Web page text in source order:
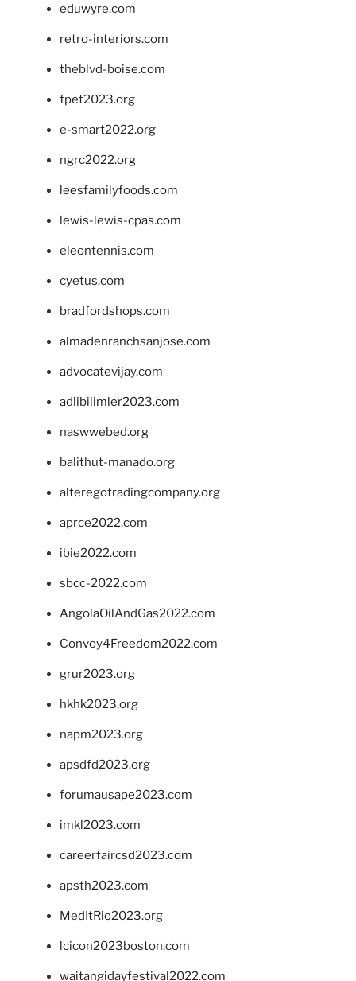
eduwyre.com
retro-interiors.com
theblvd-boise.com
fpet2023.org
e-smart2022.org
ngrc2022.org
leesfamilyfoods.com
lewis-lewis-cpas.com
eleontennis.com
cyetus.com
bradfordshops.com
almadenranchsanjose.com
advocatevijay.com
adlibilimler2023.com
naswwebed.org
balithut-manado.org
alteregotradingcompany.org
aprce2022.com
ibie2022.com
sbcc-2022.com
AngolaOilAndGas2022.com
Convoy4Freedom2022.com
grur2023.org
hkhk2023.org
napm2023.org
apsdfd2023.org
forumausape2023.com
imkl2023.com
careerfaircsd2023.com
apsth2023.com
MedItRio2023.org
lcicon2023boston.com
waitangidayfestival2022.com